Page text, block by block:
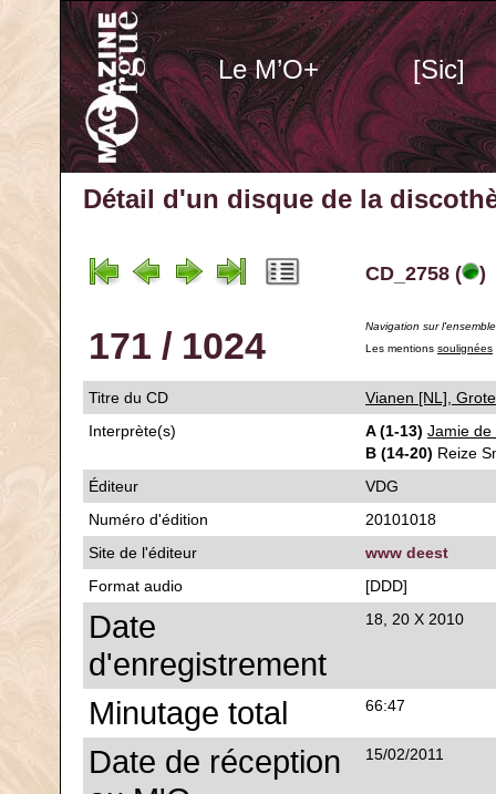
Le M’O+ [Sic]
Détail d'un disque de la
CD_2758 ( )
171 / 1024
Navigation sur
Les mentions soulignées
Titre du CD
Vianen
Interprète(s)
A (1-13) Jamie de
B (14-20) Reize
Éditeur
VDG
Numéro d'édition
20101018
Site de l'éditeur
www deest
Format audio
[DDD]
Date
d'enregistrement
18, 20 X 2010
Minutage total 66:47
Date de réception
15/02/2011